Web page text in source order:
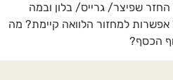
שפיצר/ גרייס/ בלון ובמה
למחזור הלוואה קיימת? מה
הכסף?